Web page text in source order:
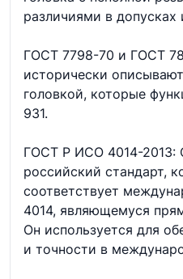
различиями в допусках
ГОСТ 7798-70 и ГОСТ
исторически
головкой, которые
931.
ГОСТ Р ИСО 4014-2013:
российский стандарт,
соответствует
4014, являющемуся
Он используется для
и точности в